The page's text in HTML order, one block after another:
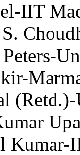
IIT
Peters-
Kumar-